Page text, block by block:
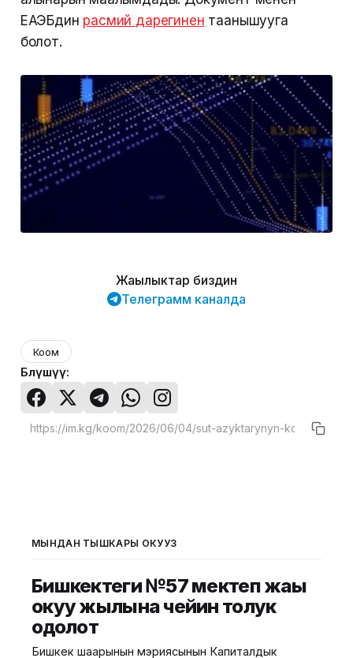
ЕАЭБдин расмий дарегинен таанышууга
болот.
Жаңылыктар биздин
Телеграмм каналда
Коом
Бөлүшүү:
МЫНДАН ТЫШКАРЫ ОКУҢУЗ
Бишкектеги №57 мектеп жаңы
окуу жылына чейин толук
оңдолот
Бишкек шаарынын мэриясынын Капиталдык